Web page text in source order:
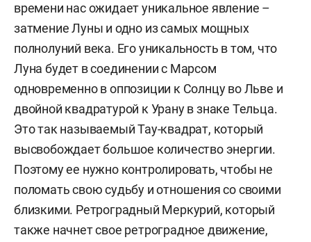
времени нас ожидает уникальное явление –
затмение Луны и одно из самых мощных
полнолуний века. Его уникальность в том, что
Луна будет в соединении с Марсом
одновременно в оппозиции к Солнцу во Льве и
двойной квадратурой к Урану в знаке Тельца.
Это так называемый Тау-квадрат, который
высвобождает большое количество энергии.
Поэтому ее нужно контролировать, чтобы не
поломать свою судьбу и отношения со своими
близкими. Ретроградный Меркурий, который
также начнет свое ретроградное движение,